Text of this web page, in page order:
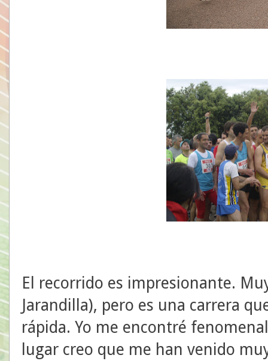
El recorrido es impresionante.
Jarandilla), pero es una carrera
rápida. Yo me encontré
lugar creo que me han venido